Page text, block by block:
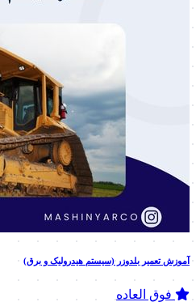
آموزش تعمیر بلدوزر (سیستم هیدرولیک و برق)
فوق العاده